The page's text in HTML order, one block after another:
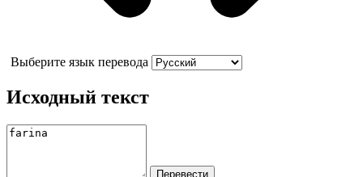
Выберите язык перевода
Исходный текст